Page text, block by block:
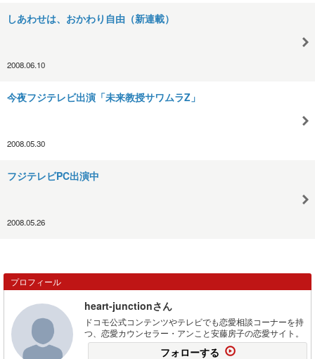
しあわせは、おかわり自由（新連載）
2008.06.10
今夜フジテレビ出演「未来教授サワムラZ」
2008.05.30
フジテレビPC出演中
2008.05.26
プロフィール
heart-junctionさん
ドコモ公式コンテンツやテレビでも恋愛相談コーナーを持
つ、恋愛カウンセラー・アンこと安藤房子の恋愛サイト。
フォローする